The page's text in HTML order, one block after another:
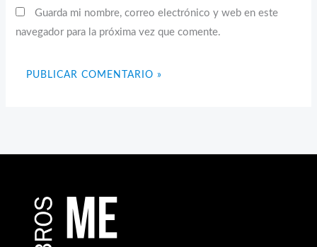
Guarda mi nombre, correo electrónico y web en este
navegador para la próxima vez que comente.